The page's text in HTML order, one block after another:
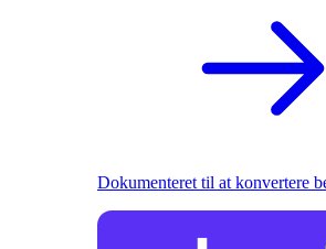
Dokumenteret til at konvertere